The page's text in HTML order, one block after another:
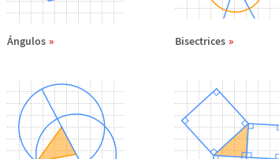
Ángulos Bisectrices